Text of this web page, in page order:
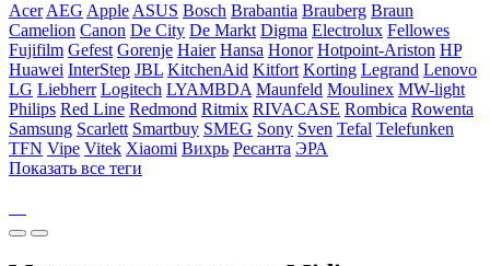
Acer AEG Apple ASUS Bosch Brabantia Brauberg Braun
Camelion Canon De City De Markt Digma Electrolux Fellowes
Fujifilm Gefest Gorenje Haier Hansa Honor Hotpoint-Ariston HP
Huawei InterStep JBL KitchenAid Kitfort Korting Legrand Lenovo
LG Liebherr Logitech LYAMBDA Maunfeld Moulinex MW-light
Philips Red Line Redmond Ritmix RIVACASE Rombica Rowenta
Samsung Scarlett Smartbuy SMEG Sony Sven Tefal Telefunken
TFN Vipe Vitek Xiaomi Вихрь Ресанта ЭРА
Показать все теги